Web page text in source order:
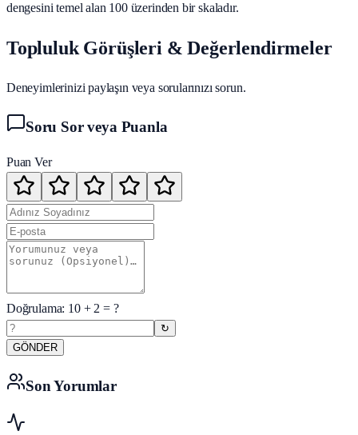
dengesini temel alan 100 üzerinden bir skaladır.
Topluluk Görüşleri & Değerlendirmeler
Deneyimlerinizi paylaşın veya sorularınızı sorun.
Soru Sor veya Puanla
Puan Ver
Doğrulama: 10+2 = ?
↻
GÖNDER
Son Yorumlar